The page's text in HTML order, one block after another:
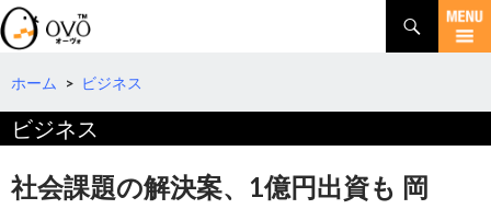
検
索
コ
テ
へ
動
ホーム > ビジネス
ビジネス
社会課題の解決案、1億円出資も 岡